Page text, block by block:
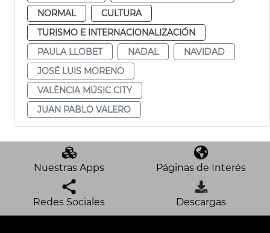
NORMAL
CULTURA
TURISMO E INTERNACIONALIZACIÓN
PAULA LLOBET
NADAL
NAVIDAD
JOSÉ LUIS MORENO
VALÈNCIA MÚSIC CITY
JUAN PABLO VALERO
Nuestras Apps Páginas de Interés
Redes Sociales Descargas